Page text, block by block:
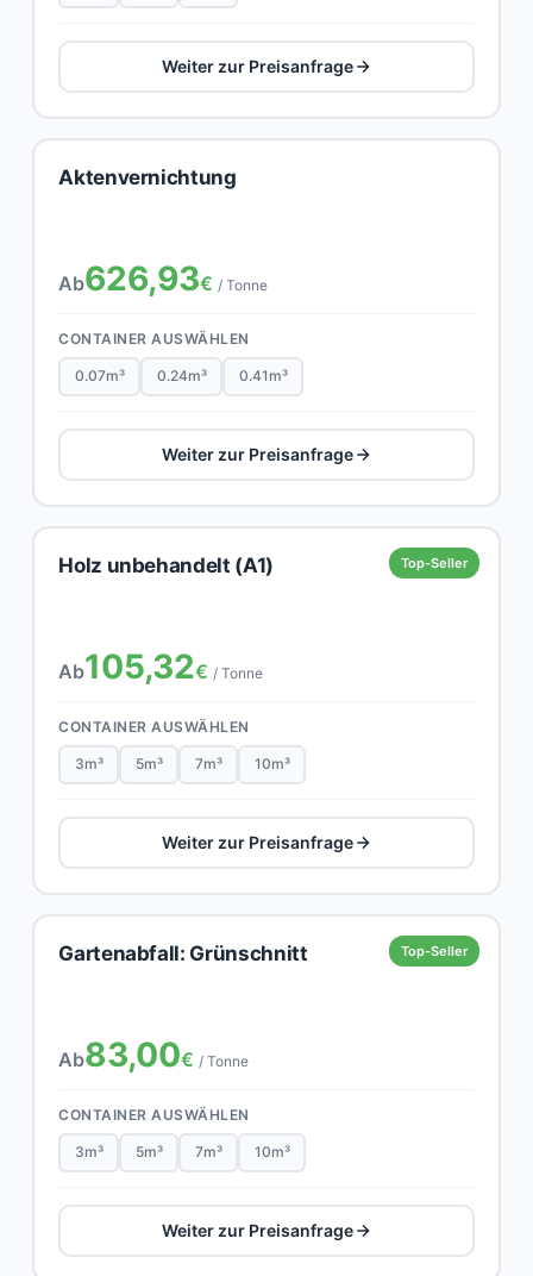
Weiter zur Preisanfrage
Aktenvernichtung
Ab626,93€ / Tonne
CONTAINER AUSWÄHLEN
0.07m³ 0.24m³ 0.41m³
Weiter zur Preisanfrage
Top-Seller
Holz unbehandelt (A1)
Ab105,32€ / Tonne
CONTAINER AUSWÄHLEN
3m³ 5m³ 7m³ 10m³
Weiter zur Preisanfrage
Top-Seller
Gartenabfall: Grünschnitt
Ab83,00€ / Tonne
CONTAINER AUSWÄHLEN
3m³ 5m³ 7m³ 10m³
Weiter zur Preisanfrage